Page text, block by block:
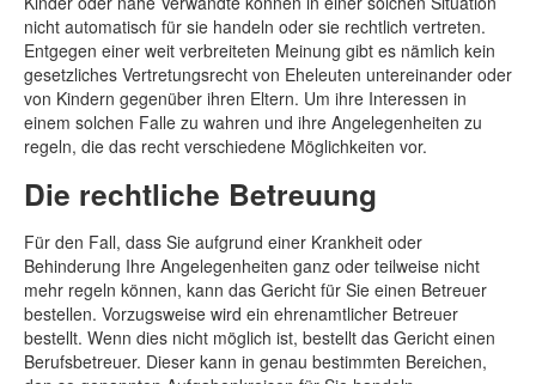
nicht automatisch für sie handeln oder sie rechtlich vertreten.
Entgegen einer weit verbreiteten Meinung gibt es nämlich kein
gesetzliches Vertretungsrecht von Eheleuten untereinander oder
von Kindern gegenüber ihren Eltern. Um ihre Interessen in
einem solchen Falle zu wahren und ihre Angelegenheiten zu
regeln, die das recht verschiedene Möglichkeiten vor.
Die rechtliche Betreuung
Für den Fall, dass Sie aufgrund einer Krankheit oder
Behinderung Ihre Angelegenheiten ganz oder teilweise nicht
mehr regeln können, kann das Gericht für Sie einen Betreuer
bestellen. Vorzugsweise wird ein ehrenamtlicher Betreuer
bestellt. Wenn dies nicht möglich ist, bestellt das Gericht einen
Berufsbetreuer. Dieser kann in genau bestimmten Bereichen,